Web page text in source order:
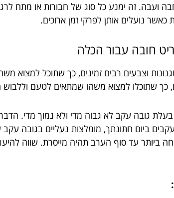
זה ימנע כל סוג של חבורות או מתח
כאשר נועלים אותן לפרקי זמן ארוכים.
חובה עבור הכלה
וצבעים רבים זמינים, כך שתוכל למצוא
כך שתוכלו למצוא משהו שמתאים לטעם
גובה עקב לא גבוה מדי ולא נמוך מדי.
ביותר עד סוף הערב תהיה מייסרת. שווה